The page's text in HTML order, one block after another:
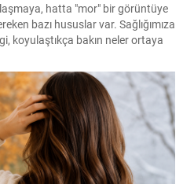
hatta "mor" bir görüntüye
bazı hususlar var. Sağlığımıza
koyulaştıkça bakın neler ortaya